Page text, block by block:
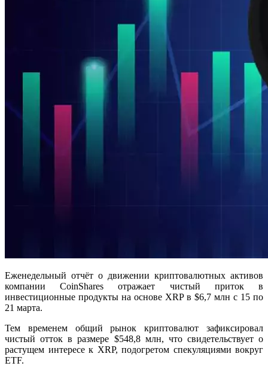
Еженедельный отчёт о движении криптовалютных активов
компании CoinShares отражает чистый приток в
инвестиционные продукты на основе XRP в $6,7 млн с 15 по
21 марта.
Тем временем общий рынок криптовалют зафиксировал
чистый отток в размере $548,8 млн, что свидетельствует о
растущем интересе к XRP, подогретом спекуляциями вокруг
ETF.